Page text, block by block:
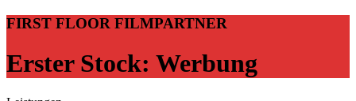
FIRST FLOOR FILMPARTNER
Erster Stock: Werbung